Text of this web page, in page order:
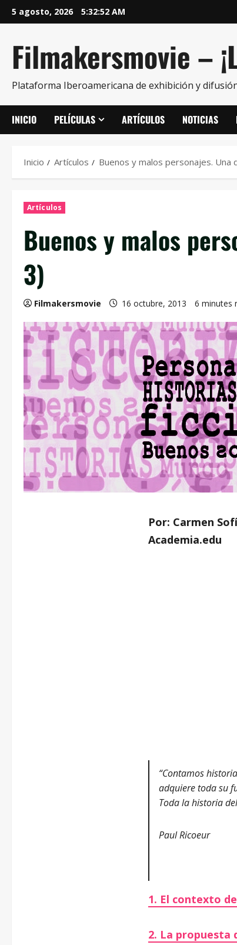
5 agosto, 2026 5:32:53 AM
Filmakersmovie –
Plataforma Iberoamericana de exhibición y
INICIO PELÍCULAS ARTÍCULOS NOTICIAS
Inicio Artículos Buenos y malos personajes.
Artículos
Buenos y malos
3)
Filmakersmovie 16 octubre, 2013 6 minutes
Por: Carmen
Academia.edu
“Contamos
adquiere toda su
Toda la historia
Paul Ricoeur
1. El contexto
2. La propuesta